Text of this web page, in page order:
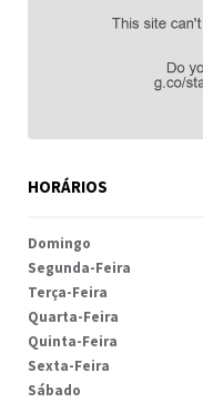
HORÁRIOS
Domingo
Segunda-Feira
Terça-Feira
Quarta-Feira
Quinta-Feira
Sexta-Feira
Sábado